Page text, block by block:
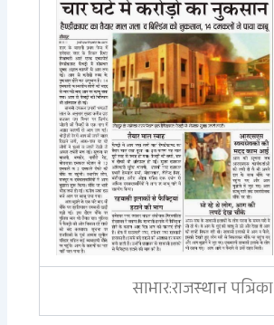
साभार:राजस्थान पत्रिका